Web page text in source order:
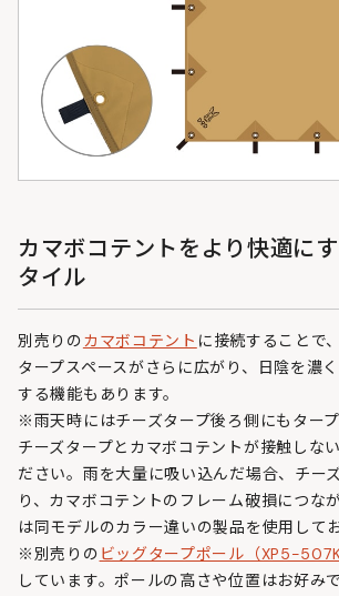
カマボコテントをより快適に
タイル
別売りのカマボコテント に接続することで
タープスペースがさらに広がり、日陰を濃
する機能もあります。
※雨天時にはチーズタープ後ろ側にもタープ
チーズタープとカマボコテントが接触しな
ださい。雨を大量に吸い込んだ場合、チー
り、カマボコテントのフレーム破損につな
は同モデルのカラー違いの製品を使用して
※別売りの ビッグタープポール（XP5-507K
しています。ポールの高さや位置はお好み